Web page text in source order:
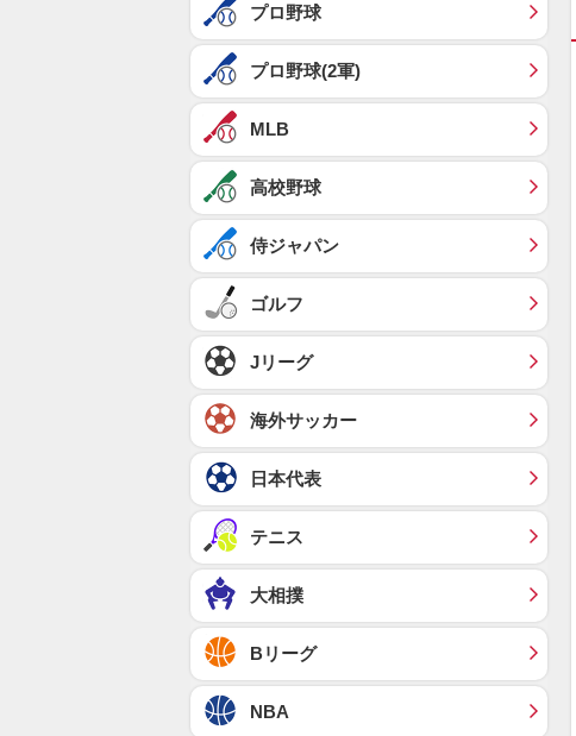
プロ野球
プロ野球(2軍)
MLB
高校野球
侍ジャパン
ゴルフ
Jリーグ
海外サッカー
日本代表
テニス
大相撲
Bリーグ
NBA